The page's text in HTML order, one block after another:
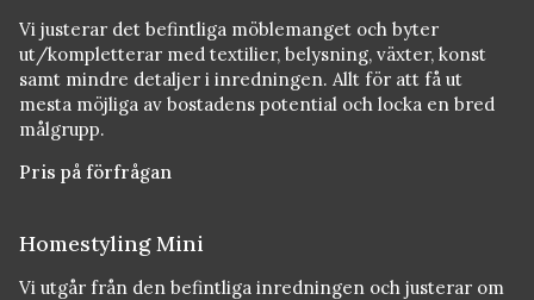
Vi justerar det befintliga möblemanget och byter
ut/kompletterar med textilier, belysning, växter, konst
samt mindre detaljer i inredningen. Allt för att få ut
mesta möjliga av bostadens potential och locka en bred
målgrupp.
Pris på förfrågan
Homestyling Mini
Vi utgår från den befintliga inredningen och justerar om